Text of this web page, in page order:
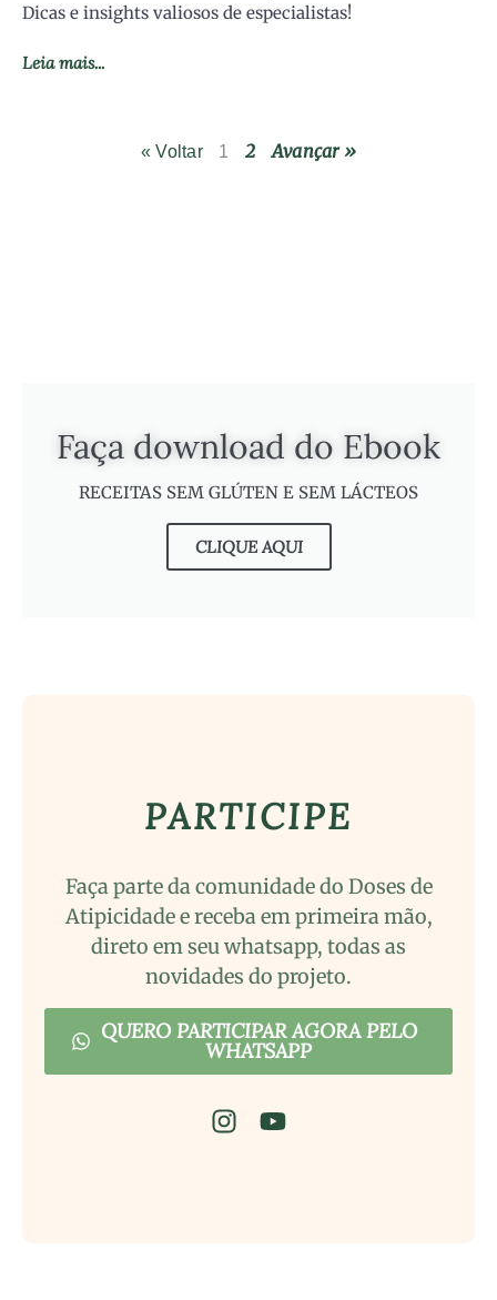
Dicas e insights valiosos de especialistas!
Leia mais...
« Voltar 1 2 Avançar »
Faça download do Ebook
RECEITAS SEM GLÚTEN E SEM LÁCTEOS
CLIQUE AQUI
PARTICIPE
Faça parte da comunidade do Doses de
Atipicidade e receba em primeira mão,
direto em seu whatsapp, todas as
novidades do projeto.
QUERO PARTICIPAR AGORA PELO
WHATSAPP